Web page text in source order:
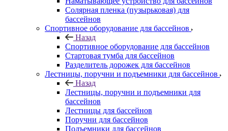
Солярная пленка (пузырьковая) для
бассейнов
Спортивное оборудование для бассейнов
Назад
Спортивное оборудование для бассейнов
Стартовая тумба для бассейнов
Разделитель дорожек для бассейнов
Лестницы, поручни и подъемники для бассейнов
Назад
Лестницы, поручни и подъемники для
бассейнов
Лестницы для бассейнов
Поручни для бассейнов
Подъемники для бассейнов